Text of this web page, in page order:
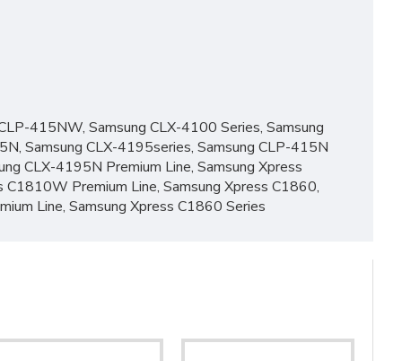
415NW, Samsung CLX-4100 Series, Samsung
Samsung CLX-4195series, Samsung CLP-415N
CLX-4195N Premium Line, Samsung Xpress
Premium Line, Samsung Xpress C1860,
Line, Samsung Xpress C1860 Series